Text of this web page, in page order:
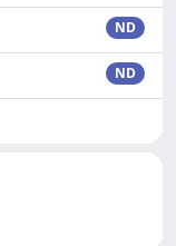
ND
ND